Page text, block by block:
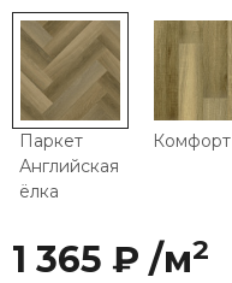
Паркет
Английская
ёлка
Комфорт
1 365 ₽ /м2